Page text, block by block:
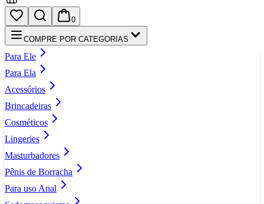
0
COMPRE POR CATEGORIAS
Para Ele
Para Ela
Acessórios
Brincadeiras
Cosméticos
Lingeries
Masturbadores
Pênis de Borracha
Para uso Anal